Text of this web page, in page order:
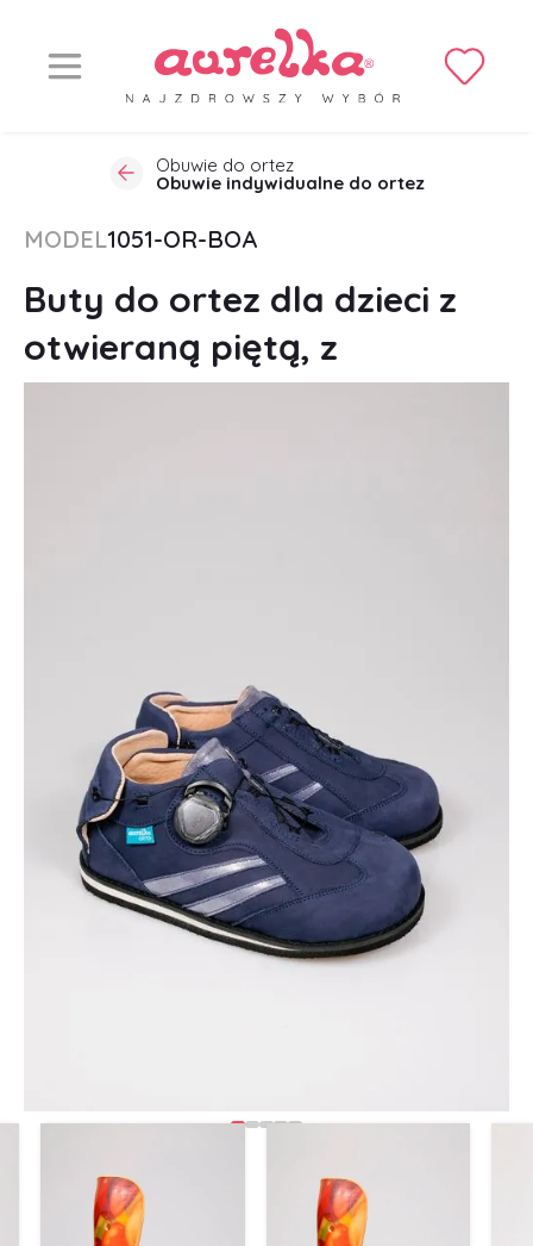
Obuwie do ortez
Obuwie indywidualne do ortez
MODEL1051-OR-BOA
Buty do ortez dla dzieci z
otwieraną piętą, z
wiązaniem BOA® Fit System